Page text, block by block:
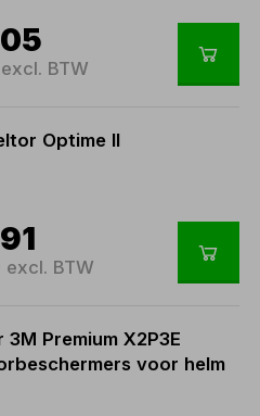
BTW
Optime II
excl. BTW
3M Premium X2P3E
voor helm